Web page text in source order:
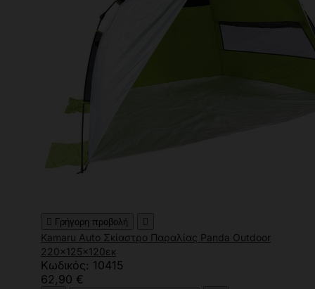
 Γρήγορη προβολή 
Kamaru Auto Σκίαστρο Παραλίας Panda Outdoor
220x125x120εκ
Κωδικός: 10415
62,90 €